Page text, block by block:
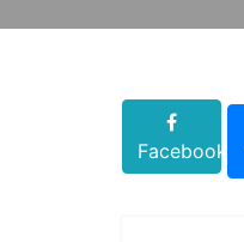
Facebook